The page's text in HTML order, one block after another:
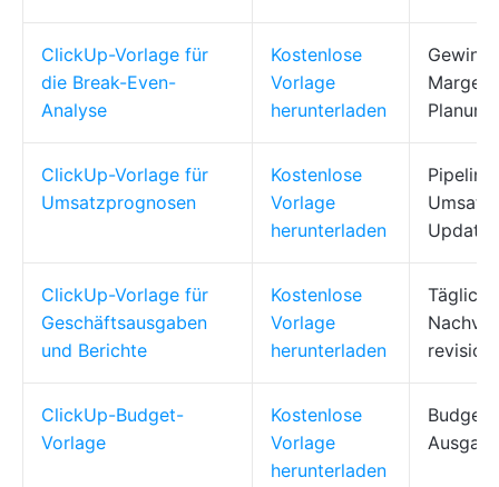
ClickUp-Vorlage für
die Break-Even-
Analyse
Kostenlose
Vorlage
herunterladen
Planung
ClickUp-Vorlage für
Umsatzprognosen
Kostenlose
Vorlage
herunterladen
Updates
ClickUp-Vorlage für
Geschäftsausgaben
und Berichte
Kostenlose
Vorlage
herunterladen
ClickUp-Budget-
Vorlage
Kostenlose
Vorlage
herunterladen